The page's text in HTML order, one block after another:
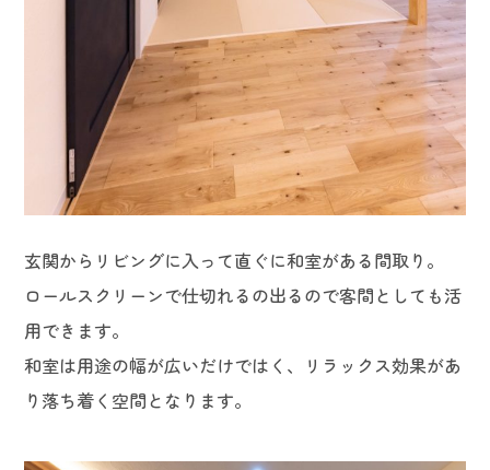
玄関からリビングに入って直ぐに和室がある間取り。
ロールスクリーンで仕切れるの出るので客間としても活
用できます。
和室は用途の幅が広いだけではく、リラックス効果があ
り落ち着く空間となります。